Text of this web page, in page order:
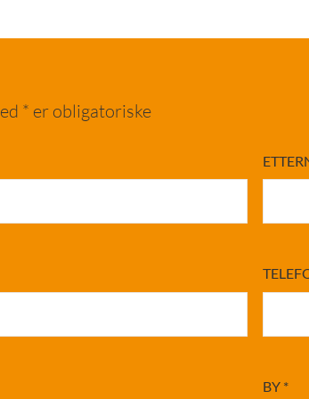
* er obligatoriske
BY *